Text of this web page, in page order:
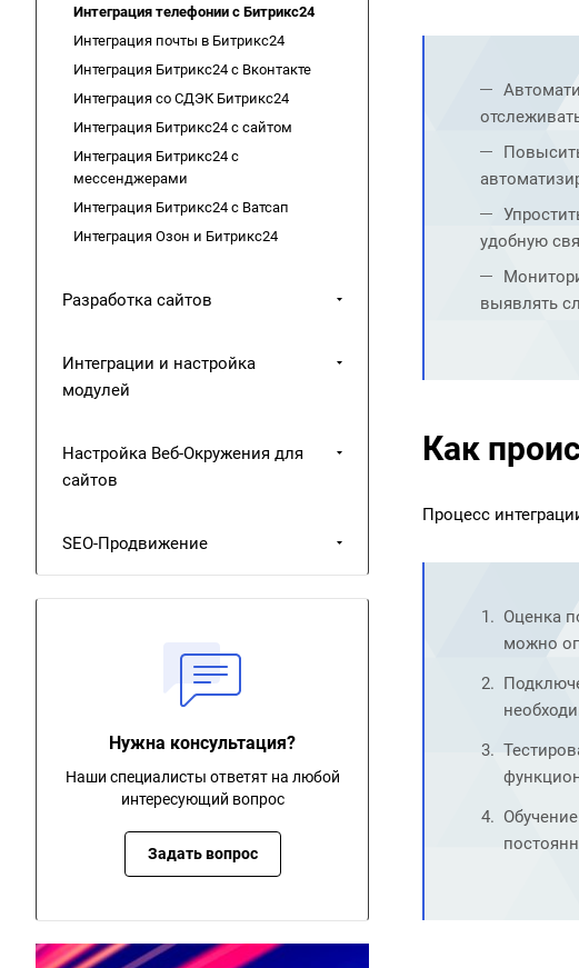
удобную
выявлять
Как
Процесс
Оценка
можно
Интеграция телефонии с Битрикс24
Интеграция почты в Битрикс24
Интеграция Битрикс24 с Вконтакте
Интеграция со СДЭК Битрикс24
Интеграция Битрикс24 с сайтом
Интеграция Битрикс24 с
мессенджерами
Интеграция Битрикс24 с Ватсап
Интеграция Озон и Битрикс24
Разработка сайтов
Интеграции и настройка
модулей
Настройка Веб-Окружения для
сайтов
SEO-Продвижение
Нужна консультация?
Наши специалисты ответят на любой
интересующий вопрос
Задать вопрос